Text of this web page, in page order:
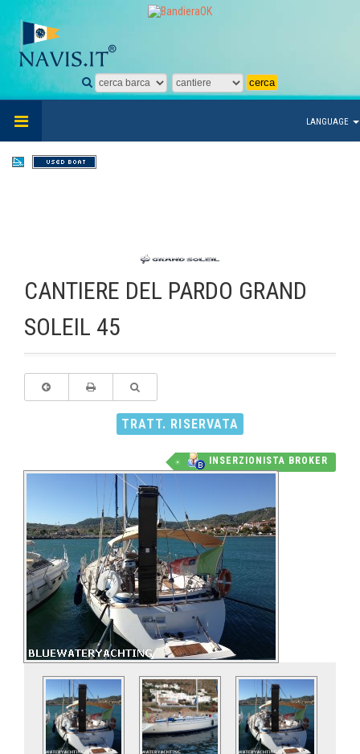
LANGUAGE
CANTIERE DEL PARDO GRAND
SOLEIL 45
TRATT. RISERVATA
INSERZIONISTA BROKER